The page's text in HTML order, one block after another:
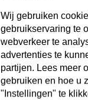
Klanten uit
Wat
Wij gebruiken
gebruikservaring te
webverkeer te
advertenties te
partijen. Lees meer
gebruiken en hoe u
"Instellingen" te